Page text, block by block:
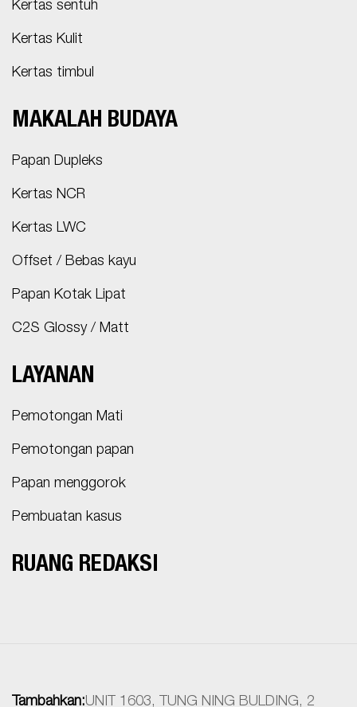
Kertas sentuh
Kertas Kulit
Kertas timbul
MAKALAH BUDAYA
Papan Dupleks
Kertas NCR
Kertas LWC
Offset / Bebas kayu
Papan Kotak Lipat
C2S Glossy / Matt
LAYANAN
Pemotongan Mati
Pemotongan papan
Papan menggorok
Pembuatan kasus
RUANG REDAKSI
Tambahkan:UNIT 1603, TUNG NING BULDING, 2